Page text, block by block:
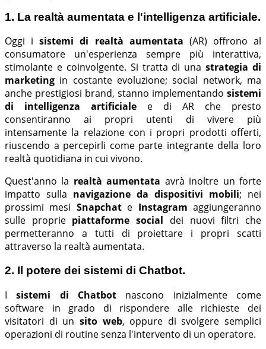
1. La realtà aumentata e l'intelligenza artificiale.
Oggi isistemi di realtà aumentata (AR) offrono al
consumatore un'esperienza sempre più interattiva,
stimolante e coinvolgente. Si tratta di unastrategia di
marketing in costante evoluzione; social network, ma
anche prestigiosi brand, stanno implementando sistemi
di intelligenza artificiale e di AR che presto
consentiranno ai propri utenti di vivere più
intensamente la relazione con i propri prodotti offerti,
riuscendo a percepirli come parte integrante della loro
realtà quotidiana in cui vivono.
Quest'anno la realtà aumentata avrà inoltre un forte
impatto sulla navigazione da dispositivi mobili; nei
prossimi mesi Snapchate Instagram aggiungeranno
sulle proprie piattaforme social dei nuovi filtri che
permetteranno a tutti di proiettare i propri scatti
attraverso la realtà aumentata.
2. Il potere dei sistemi di Chatbot.
Isistemi di Chatbot nascono inizialmente come
software in grado di rispondere alle richieste dei
visitatori di un sito web, oppure di svolgere semplici
operazioni di routine senza l'intervento di un operatore.